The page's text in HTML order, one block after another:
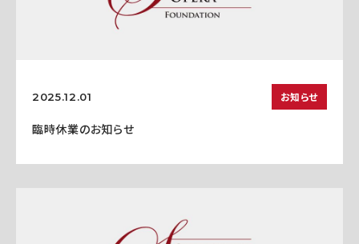
2025.12.01 お知らせ
臨時休業のお知らせ